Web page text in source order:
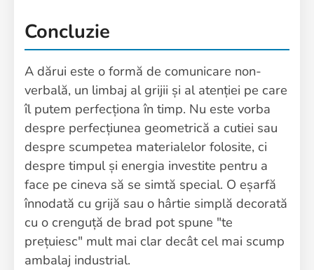
Concluzie
A dărui este o formă de comunicare non-
verbală, un limbaj al grijii și al atenției pe care
îl putem perfecționa în timp. Nu este vorba
despre perfecțiunea geometrică a cutiei sau
despre scumpetea materialelor folosite, ci
despre timpul și energia investite pentru a
face pe cineva să se simtă special. O eșarfă
înnodată cu grijă sau o hârtie simplă decorată
cu o crenguță de brad pot spune "te
prețuiesc" mult mai clar decât cel mai scump
ambalaj industrial.